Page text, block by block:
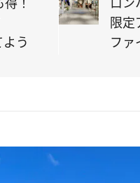
う
限定
ファ